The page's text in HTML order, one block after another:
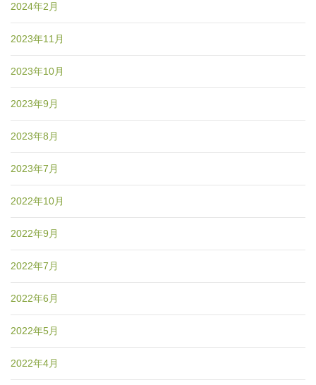
2024年2月
2023年11月
2023年10月
2023年9月
2023年8月
2023年7月
2022年10月
2022年9月
2022年7月
2022年6月
2022年5月
2022年4月